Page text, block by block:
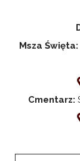
Msza Święta:
Cmentarz: